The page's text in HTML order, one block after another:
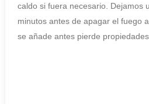
caldo si fuera necesario. Dejamos
minutos antes de apagar el fuego
se añade antes pierde propiedades.